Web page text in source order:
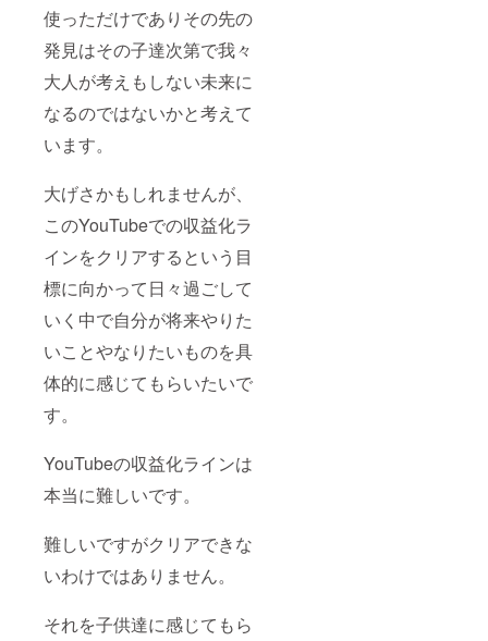
使っただけでありその先の
発見はその子達次第で我々
大人が考えもしない未来に
なるのではないかと考えて
います。
大げさかもしれませんが、
このYouTubeでの収益化ラ
インをクリアするという目
標に向かって日々過ごして
いく中で自分が将来やりた
いことやなりたいものを具
体的に感じてもらいたいで
す。
YouTubeの収益化ラインは
本当に難しいです。
難しいですがクリアできな
いわけではありません。
それを子供達に感じてもら